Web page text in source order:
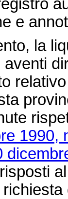
e
la
aventi
1990,